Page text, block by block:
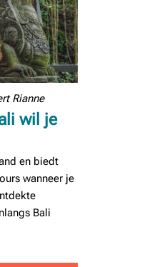
Rianne
wil je
en biedt
wanneer je
Bali